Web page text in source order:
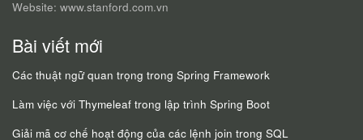
Website: www.stanford.com.vn
Bài viết mới
Các thuật ngữ quan trọng trong Spring Framework
Làm việc với Thymeleaf trong lập trình Spring Boot
Giải mã cơ chế hoạt động của các lệnh join trong SQL